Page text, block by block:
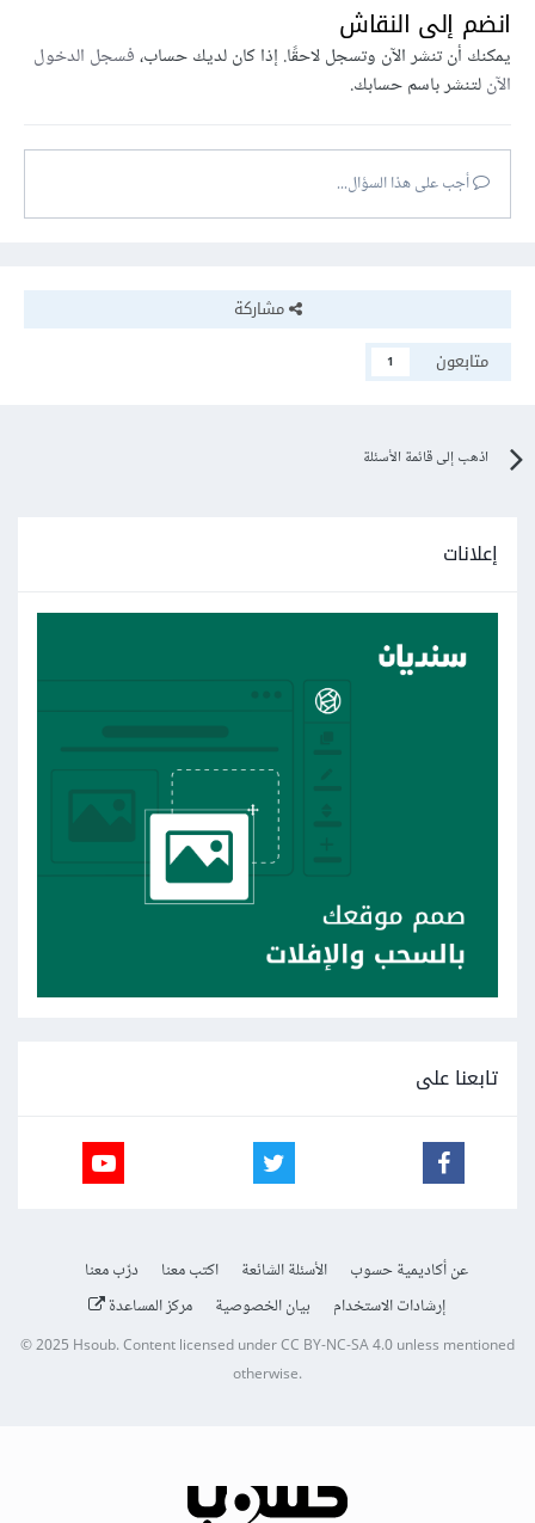
انضم إلى النقاش
يمكنك أن تنشر الآن وتسجل لاحقًا. إذا كان لديك حساب،فسجل الدخول
الآنلتنشر باسم حسابك.
أجب على هذا السؤال...
مشاركة
متابعون
1
اذهب إلى قائمة الأسئلة
إعلانات
تابعنا على
عن أكاديمية حسوب الأسئلة الشائعة اكتب معنا
درّب معنا
إرشادات الاستخدام
بيان الخصوصية مركز المساعدة
© 2025Hsoub.Content licensed underCC BY-NC-SA 4.0unless mentioned
otherwise.